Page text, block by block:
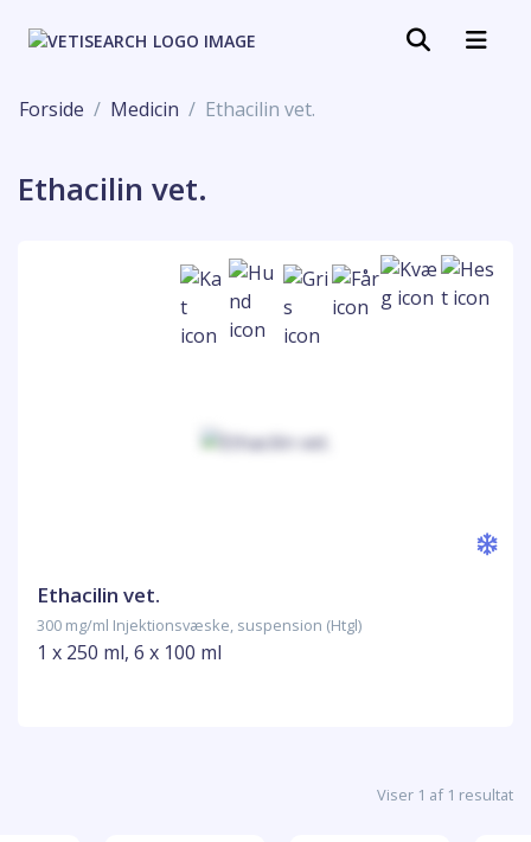
Forside Medicin Ethacilin vet.
Ethacilin vet.
Ethacilin vet.
300 mg/ml Injektionsvæske, suspension (Htgl)
1 x 250 ml, 6 x 100 ml
Viser 1 af 1 resultat